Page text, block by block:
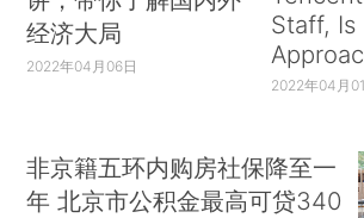
经济大局
2022年04月06日
Staff, Is
2022年04月
非京籍五环内购房社保降至一
年 北京市公积金最高可贷340